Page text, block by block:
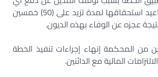
من ديونه في مواعيد استحقاقها لمدة تزيد على (50) خمسين
عجزه عن الوفاء بهذه الديون.
من المحكمة إنهاء إجراءات تنفيذ الخطة
المالية مع الدائنين.